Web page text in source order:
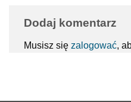
Dodaj komentarz
Musisz się zalogować,